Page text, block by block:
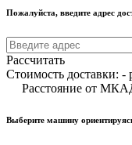
Пожалуйста, введите адрес
Рассчитать
Стоимость доставки: -
Расстояние от
Выберите машину